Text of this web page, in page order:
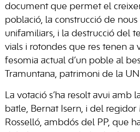
document que permet el
població, la construcció de nous
unifamiliars, i la destrucció del
vials i rotondes que res tenen a
fesomia actual d’un poble al
Tramuntana, patrimoni de la
La votació s’ha resolt avui amb
batle, Bernat Isern, i del
Rosselló, ambdós del PP, que